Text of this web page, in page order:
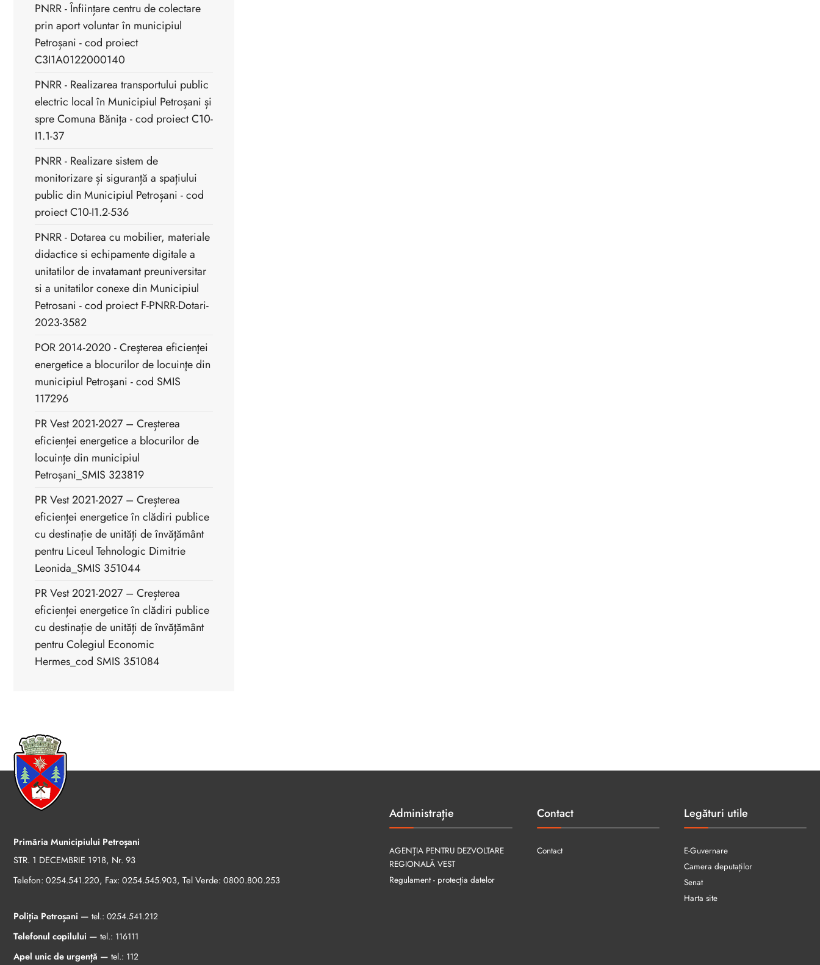
PNRR - Înființare centru de colectare
prin aport voluntar în municipiul
Petroșani - cod proiect
C3I1A0122000140
PNRR - Realizarea transportului public
electric local în Municipiul Petroșani și
spre Comuna Bănița - cod proiect C10-
I1.1-37
PNRR - Realizare sistem de
monitorizare și siguranță a spațiului
public din Municipiul Petroșani - cod
proiect C10-I1.2-536
PNRR - Dotarea cu mobilier, materiale
didactice si echipamente digitale a
unitatilor de invatamant preuniversitar
si a unitatilor conexe din Municipiul
Petrosani - cod proiect F-PNRR-Dotari-
2023-3582
POR 2014-2020 - Creşterea eficienţei
energetice a blocurilor de locuinţe din
municipiul Petroşani - cod SMIS
117296
PR Vest 2021-2027 – Creșterea
eficienței energetice a blocurilor de
locuințe din municipiul
Petroșani_SMIS 323819
PR Vest 2021-2027 – Creșterea
eficienței energetice în clădiri publice
cu destinație de unități de învățământ
pentru Liceul Tehnologic Dimitrie
Leonida_SMIS 351044
PR Vest 2021-2027 – Creșterea
eficienței energetice în clădiri publice
cu destinație de unități de învățământ
pentru Colegiul Economic
Hermes_cod SMIS 351084
Primăria Municipiului Petroșani
STR. 1 DECEMBRIE 1918, Nr. 93
Telefon: 0254.541.220, Fax: 0254.545.903, Tel Verde: 0800.800.253
Poliția Petroșani — tel.: 0254.541.212
Telefonul copilului — tel.: 116111
Apel unic de urgență — tel.: 112
Administrație
AGENȚIA PENTRU DEZVOLTARE
REGIONALĂ VEST
Regulament - protecția datelor
Contact
Contact
Legături utile
E-Guvernare
Camera deputaților
Senat
Harta site